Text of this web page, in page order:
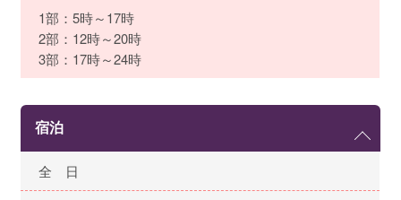
1部：5時～17時
2部：12時～20時
3部：17時～24時
宿泊
全 日